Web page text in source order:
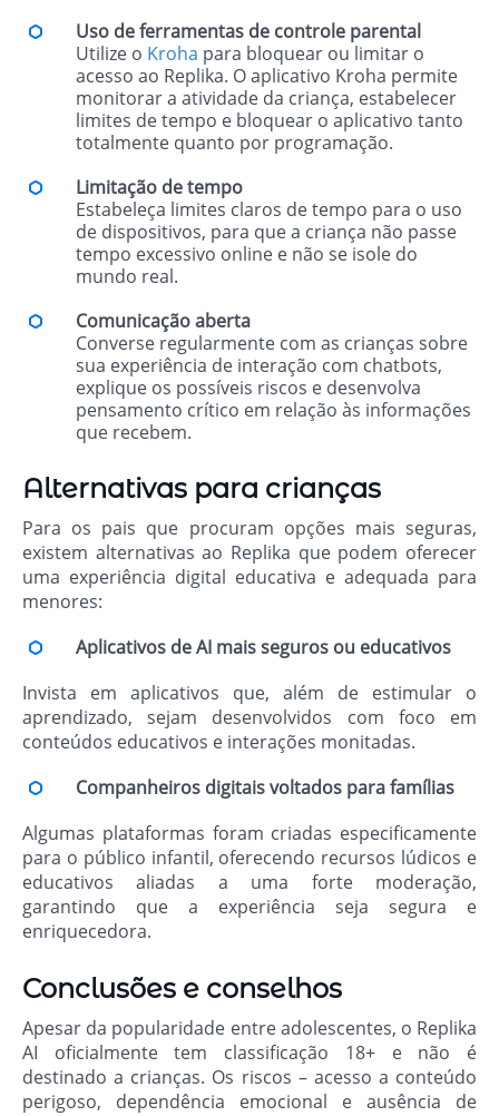
Uso de ferramentas de controle parental
Utilize o Kroha para bloquear ou limitar o
acesso ao Replika. O aplicativo Kroha permite
monitorar a atividade da criança, estabelecer
limites de tempo e bloquear o aplicativo tanto
totalmente quanto por programação.
Limitação de tempo
Estabeleça limites claros de tempo para o uso
de dispositivos, para que a criança não passe
tempo excessivo online e não se isole do
mundo real.
Comunicação aberta
Converse regularmente com as crianças sobre
sua experiência de interação com chatbots,
explique os possíveis riscos e desenvolva
pensamento crítico em relação às informações
que recebem.
Alternativas para crianças
Para os pais que procuram opções mais seguras,
existem alternativas ao Replika que podem oferecer
uma experiência digital educativa e adequada para
menores:
Aplicativos de AI mais seguros ou educativos
Invista em aplicativos que, além de estimular o
aprendizado, sejam desenvolvidos com foco em
conteúdos educativos e interações monitadas.
Companheiros digitais voltados para famílias
Algumas plataformas foram criadas especificamente
para o público infantil, oferecendo recursos lúdicos e
educativos aliadas a uma forte moderação,
garantindo que a experiência seja segura e
enriquecedora.
Conclusões e conselhos
Apesar da popularidade entre adolescentes, o Replika
AI oficialmente tem classificação 18+ e não é
destinado a crianças. Os riscos – acesso a conteúdo
perigoso, dependência emocional e ausência de